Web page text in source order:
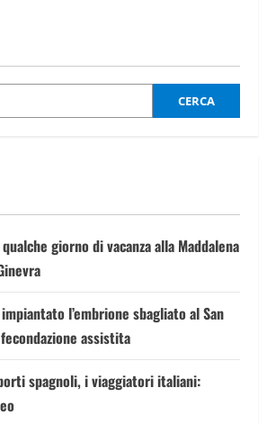
di
truffa
CERCA
giorno di vacanza alla Maddalena
l’embrione sbagliato al San
assistita
spagnoli, i viaggiatori italiani: